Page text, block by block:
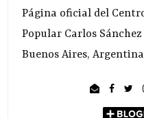
Página oficial del
Popular Carlos
Buenos Aires,